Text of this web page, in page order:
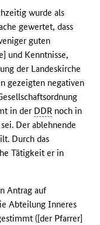
wurde als
gewertet, dass
guten
und Kenntnisse,
der Landeskirche
gezeigten negativen
in der DDR noch in
Der ablehnende
Durch das
Tätigkeit er in
Antrag auf
Abteilung Inneres
([der Pfarrer]